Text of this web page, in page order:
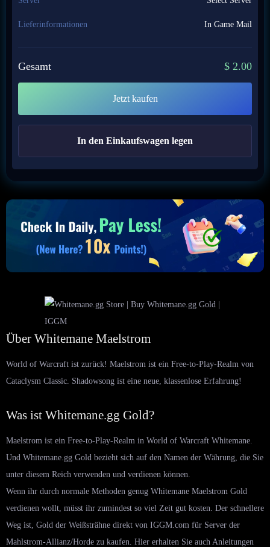
Lieferinformationen In Game Mail
Gesamt $ 2.00
Jetzt kaufen
In den Einkaufswagen legen
Über Whitemane Maelstrom
World of Warcraft ist zurück! Maelstrom ist ein Free-to-Play-Realm von
Cataclysm Classic. Shadowsong ist eine neue, klassenlose Erfahrung!
Was ist Whitemane.gg Gold?
Maelstrom ist ein Free-to-Play-Realm in World of Warcraft Whitemane.
Und Whitemane.gg Gold bezieht sich auf den Namen der Währung, die Sie
unter diesem Reich verwenden und verdienen können.
Wenn ihr durch normale Methoden genug Whitemane Maelstrom Gold
verdienen wollt, müsst ihr zumindest so viel Zeit gut kosten. Der schnellere
Weg ist, Gold der Weißsträhne direkt von IGGM.com für Server der
Mahlstrom-Allianz/Horde zu kaufen. Hier erhalten Sie auch Anleitungen